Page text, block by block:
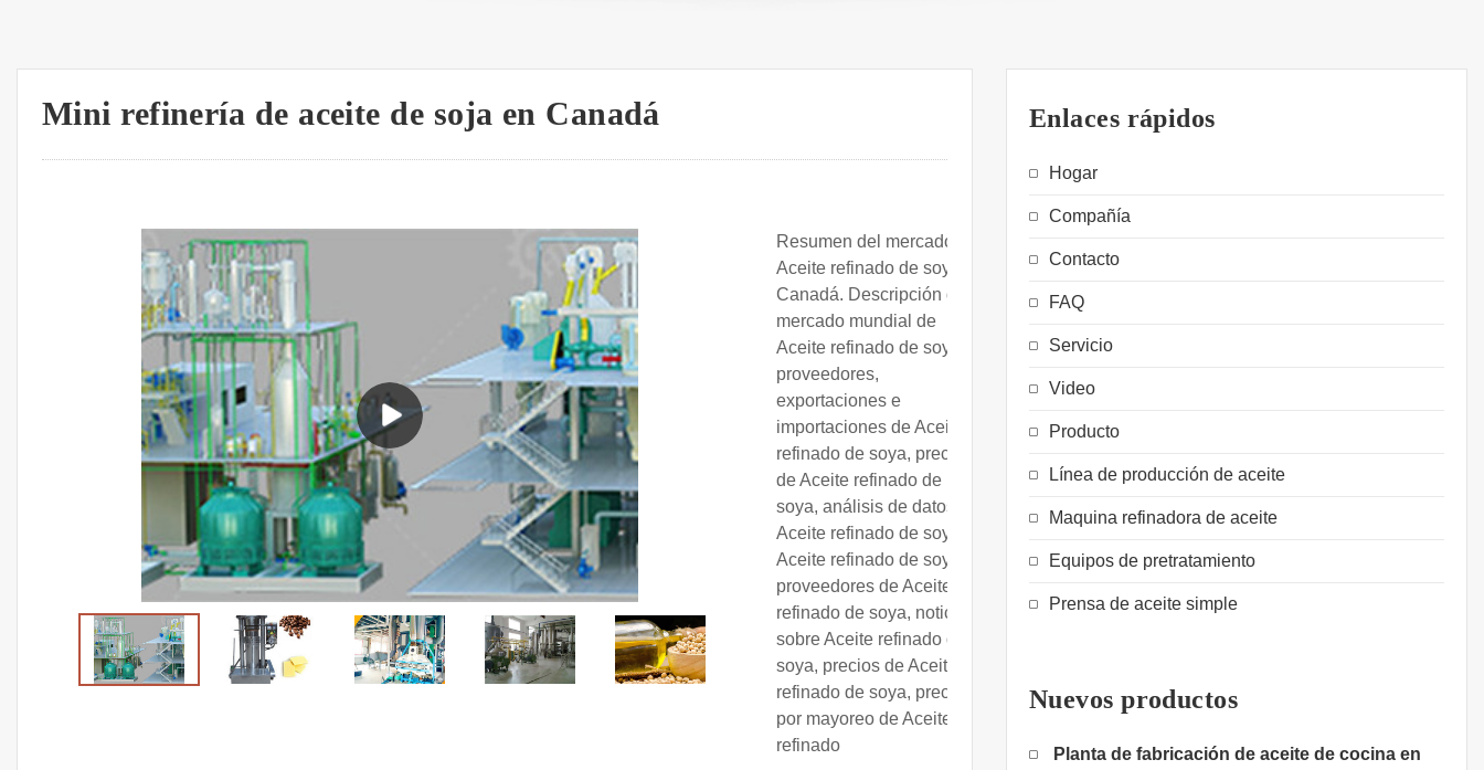
Mini refinería de aceite de soja en Canadá
Resumen del mercado de
Aceite refinado de soya en
Canadá. Descripción del
mercado mundial de
Aceite refinado de soya,
proveedores,
exportaciones e
importaciones de Aceite
refinado de soya, precios
de Aceite refinado de
soya, análisis de datos de
Aceite refinado de soya,
Aceite refinado de soya,
proveedores de Aceite
refinado de soya, noticias
sobre Aceite refinado de
soya, precios de Aceite
refinado de soya, precios
por mayoreo de Aceite
refinado
Enlaces rápidos
Hogar
Compañía
Contacto
FAQ
Servicio
Video
Producto
Línea de producción de aceite
Maquina refinadora de aceite
Equipos de pretratamiento
Prensa de aceite simple
Nuevos productos
Planta de fabricación de aceite de cocina en